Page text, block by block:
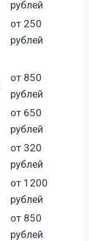
рублей
от 250
рублей
от 850
рублей
от 650
рублей
от 320
рублей
от 1200
рублей
от 850
рублей